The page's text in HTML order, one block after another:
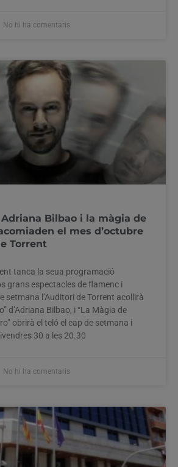
No hi ha comentaris
Adriana Bilbao i la màgia de
el mes d’octubre
Torrent
tanca la seua programació
grans espectacles de flamenc i
setmana l’Auditori de Torrent acollirà
d’Adriana Bilbao, i “La Màgia de
obrirà el teló el cap de setmana i
30 a les 20.30
No hi ha comentaris